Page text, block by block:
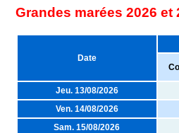
Grandes marées 2026 et
Date
Jeu. 13/08/2026
Ven. 14/08/2026
Sam. 15/08/2026